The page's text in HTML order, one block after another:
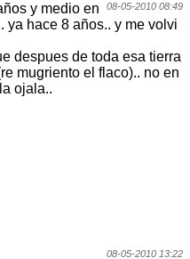
08-05-2010 08:49
y medio en
ya hace 8 años.. y me volvi
despues de toda esa tierra
mugriento el flaco).. no en
ojala..
08-05-2010 13:22